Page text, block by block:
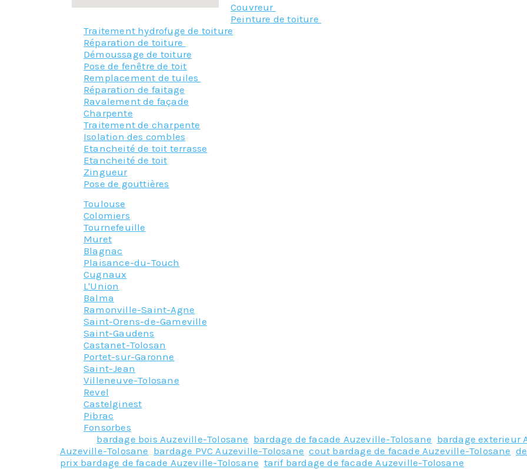
Couvreur
Peinture de toiture
Traitement hydrofuge de toiture
Réparation de toiture
Démoussage de toiture
Pose de fenêtre de toit
Remplacement de tuiles
Réparation de faitage
Ravalement de façade
Charpente
Traitement de charpente
Isolation des combles
Etancheité de toit terrasse
Etancheité de toit
Zingueur
Pose de gouttières
Toulouse
Colomiers
Tournefeuille
Muret
Blagnac
Plaisance-du-Touch
Cugnaux
L'Union
Balma
Ramonville-Saint-Agne
Saint-Orens-de-Gameville
Saint-Gaudens
Castanet-Tolosan
Portet-sur-Garonne
Saint-Jean
Villeneuve-Tolosane
Revel
Castelginest
Pibrac
Fonsorbes
bardage bois Auzeville-Tolosane bardage de facade Auzeville-Tolosane bardage exterieur
Auzeville-Tolosane bardage PVC Auzeville-Tolosane ,cout bardage de facade Auzeville-Tolosane ,
prix bardage de facade Auzeville-Tolosane tarif bardage de facade Auzeville-Tolosane